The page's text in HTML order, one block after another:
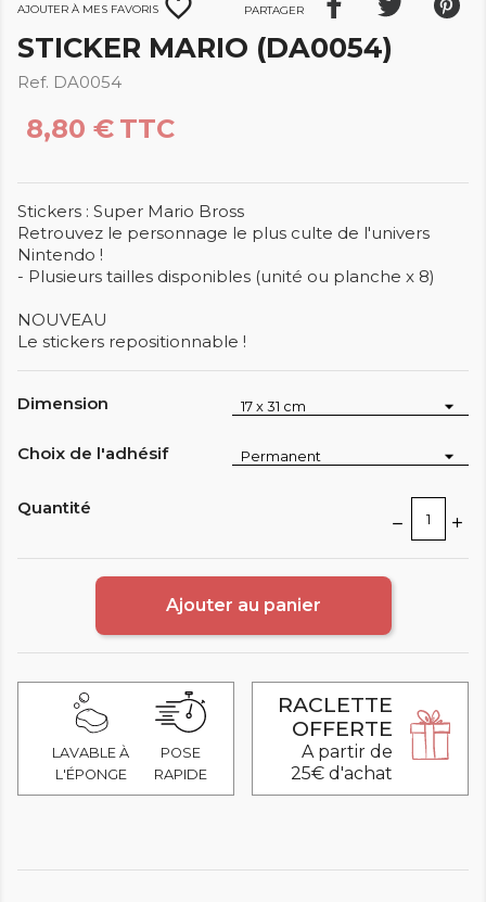
Ajouter à mes favoris favorite_border Partager
STICKER MARIO (DA0054)
Ref. DA0054
8,80 € TTC
Stickers : Super Mario Bross
Retrouvez le personnage le plus culte de l'univers
Nintendo !
- Plusieurs tailles disponibles (unité ou planche x 8)
NOUVEAU
Le stickers repositionnable !
Dimension
Choix de l'adhésif
Quantité
Ajouter au panier
LAVABLE À
L'ÉPONGE
POSE
RAPIDE
RACLETTE
OFFERTE
A partir de
25€ d'achat